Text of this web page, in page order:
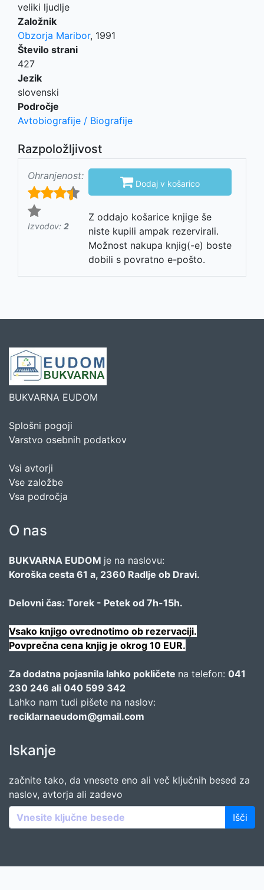
veliki ljudlje
Založnik
Obzorja Maribor, 1991
Število strani
427
Jezik
slovenski
Področje
Avtobiografije / Biografije
Razpoložljivost
Ohranjenost:
Izvodov: 2
 Dodaj v košarico
Z oddajo košarice knjige še
niste kupili ampak rezervirali.
Možnost nakupa knjig(-e) boste
dobili s povratno e-pošto.
BUKVARNA EUDOM
Splošni pogoji
Varstvo osebnih podatkov
Vsi avtorji
Vse založbe
Vsa področja
O nas
BUKVARNA EUDOM je na naslovu:
Koroška cesta 61 a, 2360 Radlje ob Dravi.
Delovni čas: Torek - Petek od 7h-15h.
Vsako knjigo ovrednotimo ob rezervaciji.
Povprečna cena knjig je okrog 10 EUR.
Za dodatna pojasnila lahko pokličete na telefon: 041
230 246 ali 040 599 342
Lahko nam tudi pišete na naslov:
reciklarnaeudom@gmail.com
Iskanje
začnite tako, da vnesete eno ali več ključnih besed za
naslov, avtorja ali zadevo
Išči